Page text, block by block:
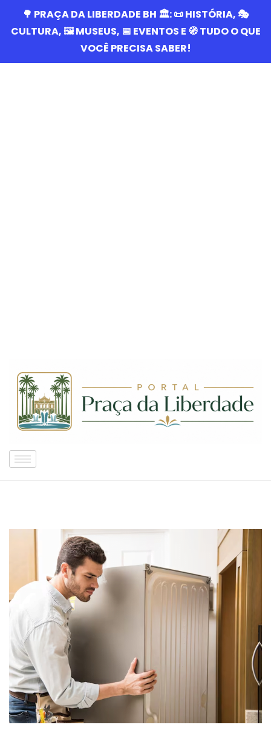
🌳 PRAÇA DA LIBERDADE BH 🏛️: 📜 HISTÓRIA, 🎭
CULTURA, 🖼️ MUSEUS, 📅 EVENTOS E 🧭 TUDO O QUE
VOCÊ PRECISA SABER!